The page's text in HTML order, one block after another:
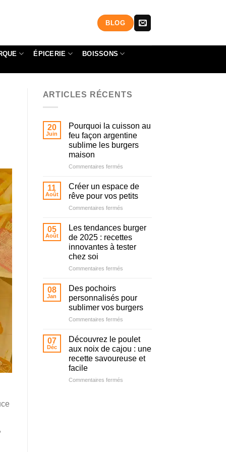
BLOG
ÉPICERIE BOISSONS
ARTICLES RÉCENTS
20
Juin
Pourquoi la cuisson au
feu façon argentine
sublime les burgers
maison
Commentaires ferméssur
cuisson
au
feu
argentine
sublime
les
burgers
11
Août
Créer un espace de
rêve pour vos petits
Commentaires ferméssur
un
espace
de
rêve
vos
05
Août
Les tendances burger
de 2025 : recettes
innovantes à tester
chez soi
Commentaires ferméssur
de
2025 :
recettes
à
chez
soi
08
Jan
Des pochoirs
personnalisés pour
sublimer vos burgers
Commentaires ferméssur
pochoirs
pour
sublimer
burgers
07
Déc
Découvrez le poulet
aux noix de cajou : une
recette savoureuse et
facile
Commentaires ferméssur